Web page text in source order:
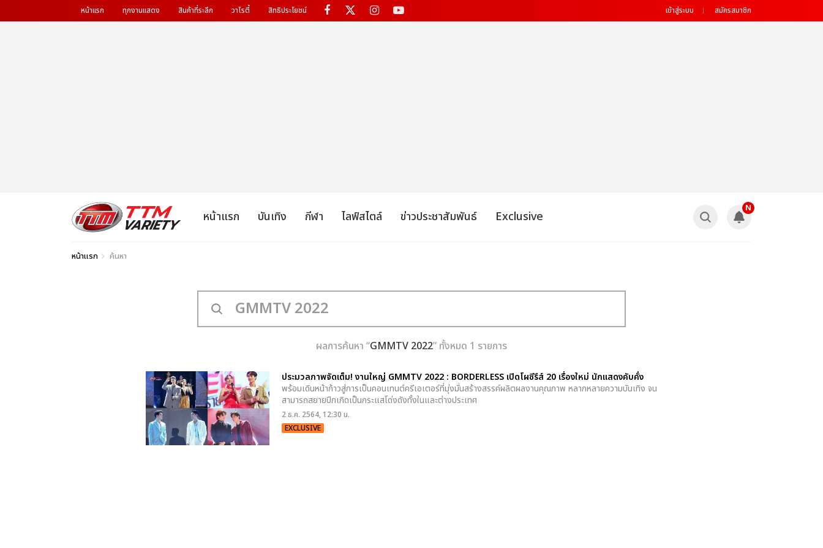
หน้าแรก ทุกงานแสดง สินค้าที่ระลึก วาไรตี้ สิทธิประโยชน์ เข้าสู่ระบบ สมัครสมาชิก
หน้าแรก บันเทิง กีฬา ไลฟ์สไตล์ ข่าวประชาสัมพันธ์ Exclusive
N
หน้าแรก ค้นหา
ผลการค้นหา “GMMTV 2022” ทั้งหมด 1 รายการ
ประมวลภาพจัดเต็ม! งานใหญ่ GMMTV 2022 : BORDERLESS เปิดโผซีรีส์ 20 เรื่องใหม่ นักแสดงคับคั่ง
พร้อมเดินหน้าก้าวสู่การเป็นคอนเทนต์ครีเอเตอร์ที่มุ่งมั่นสร้างสรรค์ผลิตผลงานคุณภาพ หลากหลายความบันเทิง จน
สามารถสยายปีกเกิดเป็นกระแสโด่งดังทั้งในและต่างประเทศ
2 ธ.ค. 2564, 12:30 น.
EXCLUSIVE